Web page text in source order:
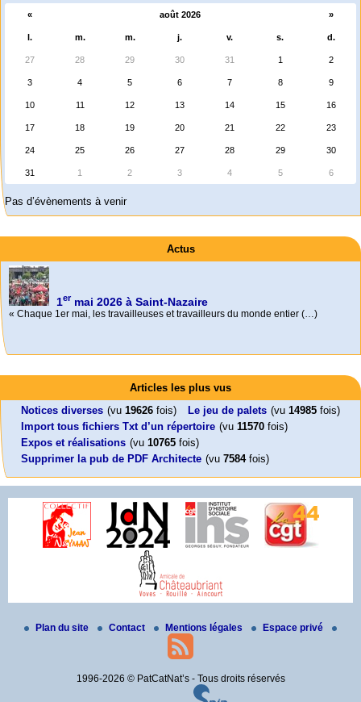
« août 2026 »
l. m. m. j. v. s. d.
27 28 29 30 31 1 2
3 4 5 6 7 8 9
10 11 12 13 14 15 16
17 18 19 20 21 22 23
24 25 26 27 28 29 30
31 1 2 3 4 5 6
Pas d’évènements à venir
Actus
1ermai 2026 à Saint-Nazaire
« Chaque 1er mai, les travailleuses et travailleurs du monde entier (…)
Foutez-nous la paix !
Aujourd’hui, mercredi 18 mars 2026, le président de la République
Emmanuel (…)
Leonard Peltier libre !
Leonard Peltier, un Amérindien condamné deux fois à la prison à vie pour
un (…)
En Pays-de-la-Loire le couperet est tombé !
« La présidente Horizons de la région Pays de la Loire veut faire voter ce (…)
Mon CV... Cette perle indique une nouveauté, ou le dernier travail (…)
Articles les plus vus
Notices diverses (vu 19626 fois) Le jeu de palets (vu 14985 fois)
Import tous fichiers Txt d’un répertoire (vu 11570 fois)
Expos et réalisations (vu 10765 fois)
Supprimer la pub de PDF Architecte (vu 7584fois)
Plan du site Contact Mentions légales Espace privé
1996-2026 © PatCatNat’s - Tous droits réservés